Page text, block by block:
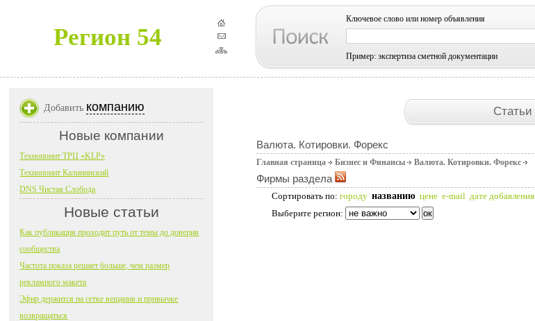
Регион 54
Ключевое слово или номер объявления
Пример: экспертиза сметной документации
Статьи
Валюта. Котировки. Форекс
Главная страница Бизнес и Финансы Валюта. Котировки. Форекс
Фирмы раздела
Сортировать по: городу названию цене e-mail дате добавления
Выберите регион:
Добавить компанию
Новые компании
Технопоинт ТРЦ «KLP»
Технопоинт Калининский
DNS Чистая Слобода
Новые статьи
Как публикация проходит путь от темы до доверия
сообщества
Частота показа решает больше, чем размер
рекламного макета
Эфир держится на сетке вещания и привычке
возвращаться